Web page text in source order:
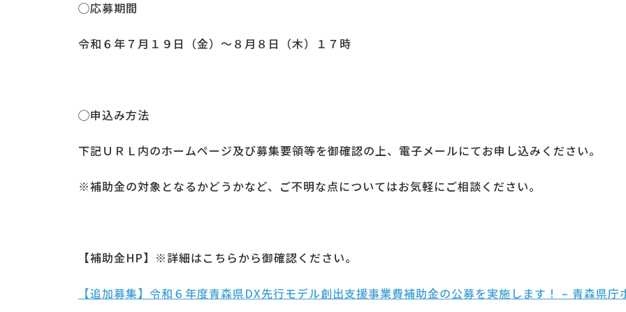
◯応募期間
令和６年７月１９日（金）～８月８日（木）１７時
◯申込み方法
下記ＵＲＬ内のホームページ及び募集要領等を御確認の上、電子メールにてお申し込みください。
※補助金の対象となるかどうかなど、ご不明な点についてはお気軽にご相談ください。
【補助金HP】※詳細はこちらから御確認ください。
【追加募集】令和６年度青森県DX先行モデル創出支援事業費補助金の公募を実施します！ – 青森県